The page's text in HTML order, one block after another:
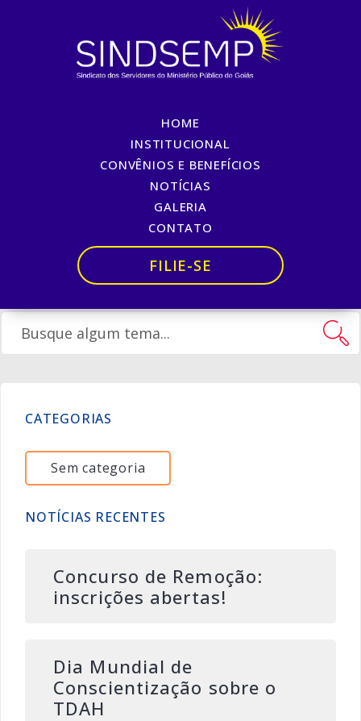
HOME
INSTITUCIONAL
CONVÊNIOS E BENEFÍCIOS
NOTÍCIAS
GALERIA
CONTATO
FILIE-SE
Homenagem SINDSEMP-
Homenagem SINDSEMP-GO
CATEGORIAS
Sem categoria
NOTÍCIAS RECENTES
Concurso de Remoção:
inscrições abertas!
Dia Mundial de
Conscientização sobre o
TDAH